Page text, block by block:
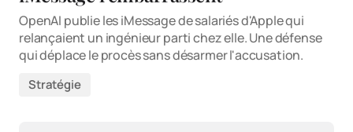
OpenAI publie les iMessage de salariés d'Apple qui
relançaient un ingénieur parti chez elle. Une défense
qui déplace le procès sans désarmer l'accusation.
Stratégie